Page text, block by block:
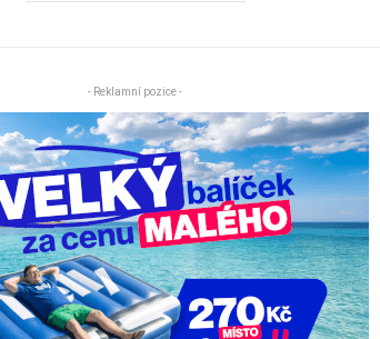
- Reklamní pozice -